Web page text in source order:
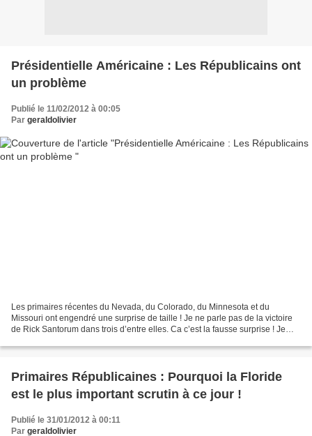
Présidentielle Américaine : Les Républicains ont
un problème
Publié le 11/02/2012 à 00:05
Par geraldolivier
Les primaires récentes du Nevada, du Colorado, du Minnesota et du
Missouri ont engendré une surprise de taille ! Je ne parle pas de la victoire
de Rick Santorum dans trois d’entre elles. Ca c’est la fausse surprise ! Je
Primaires Républicaines : Pourquoi la Floride
est le plus important scrutin à ce jour !
Publié le 31/01/2012 à 00:11
Par geraldolivier